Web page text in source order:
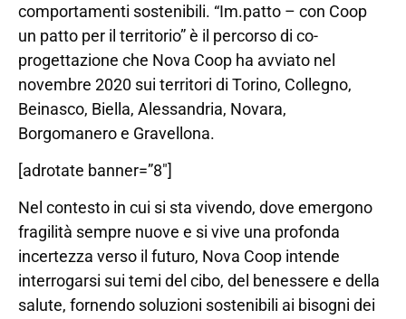
comportamenti sostenibili. “Im.patto – con Coop
un patto per il territorio” è il percorso di co-
progettazione che Nova Coop ha avviato nel
novembre 2020 sui territori di Torino, Collegno,
Beinasco, Biella, Alessandria, Novara,
Borgomanero e Gravellona.
[adrotate banner=”8″]
Nel contesto in cui si sta vivendo, dove emergono
fragilità sempre nuove e si vive una profonda
incertezza verso il futuro, Nova Coop intende
interrogarsi sui temi del cibo, del benessere e della
salute, fornendo soluzioni sostenibili ai bisogni dei